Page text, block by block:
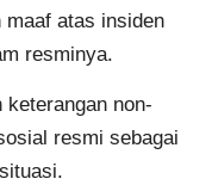
maaf atas insiden
resminya.
keterangan non-
resmi sebagai